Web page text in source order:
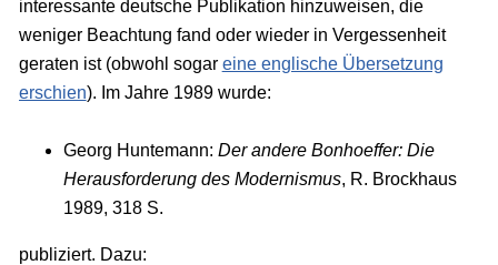
interessante deutsche Publikation hinzuweisen, die
weniger Beachtung fand oder wieder in Vergessenheit
geraten ist (obwohl sogar eine englische Übersetzung
erschien). Im Jahre 1989 wurde:
Georg Huntemann: Der andere Bonhoeffer: Die
Herausforderung des Modernismus, R. Brockhaus
1989, 318 S.
publiziert. Dazu: